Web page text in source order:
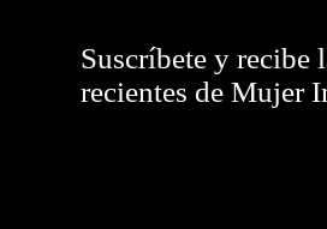
Suscríbete y recibe
recientes de Mujer